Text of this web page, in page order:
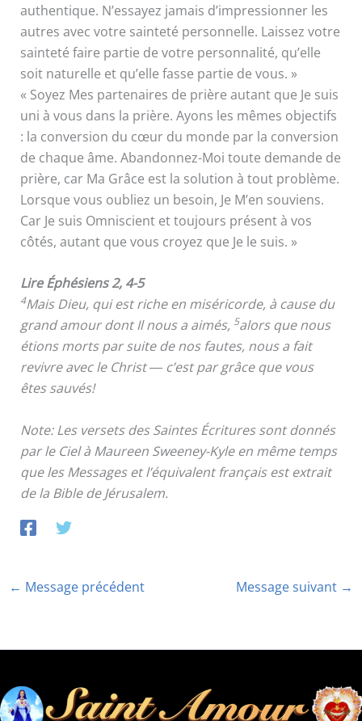
authentique. N’essayez jamais d’impressionner les
autres avec votre sainteté personnelle. Laissez votre
sainteté faire partie de votre personnalité, qu’elle
soit naturelle et qu’elle fasse partie de vous. »
« Soyez Mes partenaires de prière autant que Je suis
uni à vous dans la prière. Ayons les mêmes objectifs
: la conversion du cœur du monde par la conversion
de chaque âme. Abandonnez-Moi toute demande de
prière, car Ma Grâce est la solution à tout problème.
Lorsque vous oubliez un besoin, Je M’en souviens.
Car Je suis Omniscient et toujours présent à vos
côtés, autant que vous croyez que Je le suis. »
Lire Éphésiens 2, 4-5
4Mais Dieu, qui est riche en miséricorde, à cause du
grand amour dont Il nous a aimés, 5alors que nous
étions morts par suite de nos fautes, nous a fait
revivre avec le Christ ― c’est par grâce que vous
êtes sauvés!
Note: Les versets des Saintes Écritures sont donnés
par le Ciel à Maureen Sweeney-Kyle en même temps
que les Messages et l’équivalent français est extrait
de la Bible de Jérusalem.
← Message précédent Message suivant →